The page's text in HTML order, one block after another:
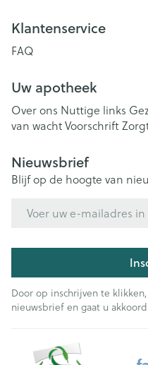
Klantenservice
FAQ
Uw apotheek
Over ons Nuttige links
van wachtVoorschrift
Nieuwsbrief
Blijf op de hoogte van
Door op inschrijven te
nieuwsbrief en gaat u